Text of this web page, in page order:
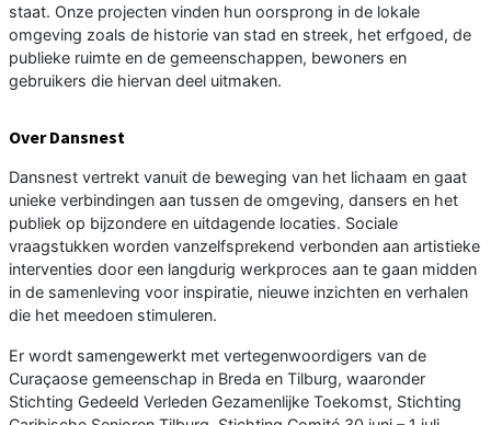
staat. Onze projecten vinden hun oorsprong in de lokale
omgeving zoals de historie van stad en streek, het erfgoed, de
publieke ruimte en de gemeenschappen, bewoners en
gebruikers die hiervan deel uitmaken.
Over Dansnest
Dansnest vertrekt vanuit de beweging van het lichaam en gaat
unieke verbindingen aan tussen de omgeving, dansers en het
publiek op bijzondere en uitdagende locaties. Sociale
vraagstukken worden vanzelfsprekend verbonden aan artistieke
interventies door een langdurig werkproces aan te gaan midden
in de samenleving voor inspiratie, nieuwe inzichten en verhalen
die het meedoen stimuleren.
Er wordt samengewerkt met vertegenwoordigers van de
Curaçaose gemeenschap in Breda en Tilburg, waaronder
Stichting Gedeeld Verleden Gezamenlijke Toekomst, Stichting